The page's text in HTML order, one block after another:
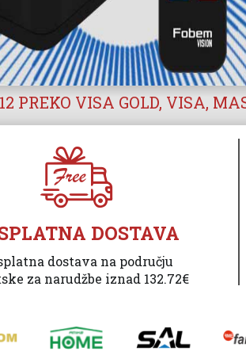
PREKO VISA GOLD, VISA,
DOSTAVA
dostava na području
za narudžbe iznad 132.72€